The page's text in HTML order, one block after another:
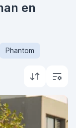
en
Phantom